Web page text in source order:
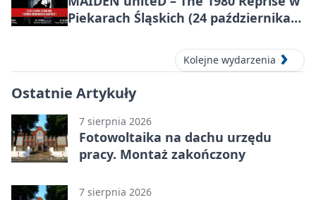
Piekarach Śląskich (24 października
Kolejne wydarzenia
Ostatnie Artykuły
7 sierpnia 2026
Fotowoltaika na dachu urzędu
pracy. Montaż zakończony
7 sierpnia 2026